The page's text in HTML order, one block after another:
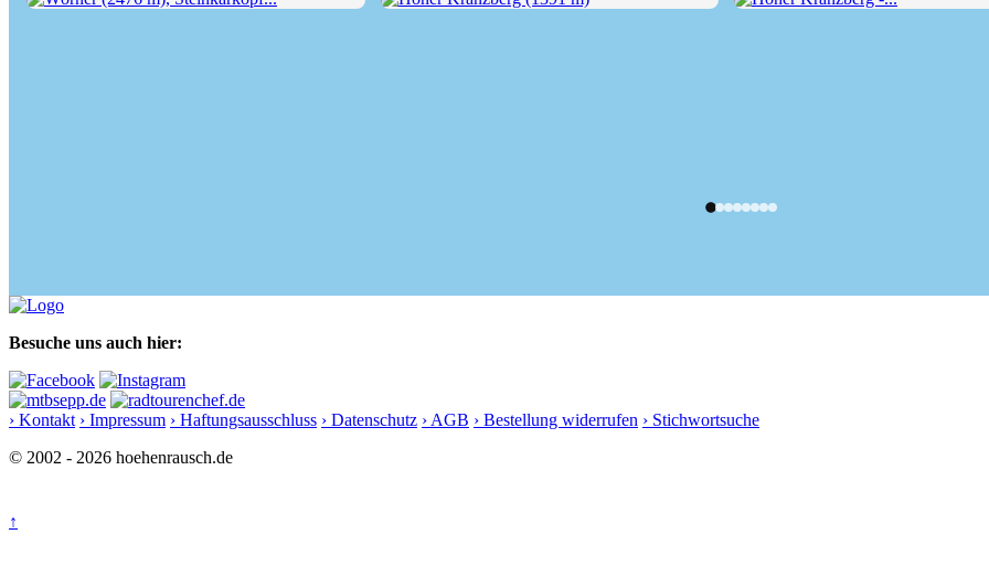
Besuche uns auch hier:
› Kontakt › Impressum › Haftungsausschluss › Datenschutz › AGB › Bestellung widerrufen › Stichwortsuche
© 2002 - 2026 hoehenrausch.de
↑